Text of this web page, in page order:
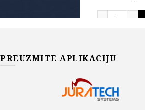
Kategorije:
MEDICINA
PREUZMITE APLIKACIJU